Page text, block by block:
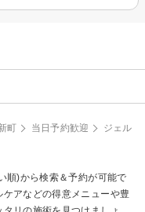
町 当日予約歓迎
ジェル
順)から検索＆予約が可能で
アなどの得意メニューや豊